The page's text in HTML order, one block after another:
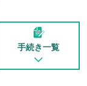
手続き一覧